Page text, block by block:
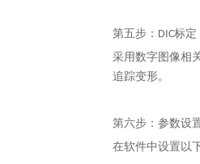
第五步：DIC标定
采用数字图像相
追踪变形。
第六步：参数设
在软件中设置以